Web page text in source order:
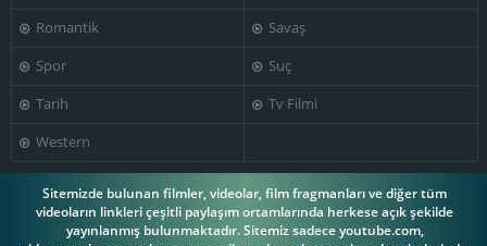
Romantik
Savaş
Spor
Suç
Tarih
Tv Filmi
Western
Sitemizde bulunan filmler, videolar, film fragmanları ve diğer tüm
videoların linkleri çeşitli paylaşım ortamlarında herkese açık şekilde
yayınlanmış bulunmaktadır. Sitemiz sadece youtube.com,